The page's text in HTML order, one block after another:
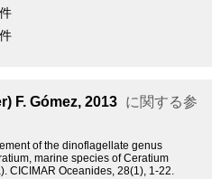
F. Gómez, 2013 に関する参
of the dinoflagellate genus
marine species of Ceratium
CICIMAR Oceanides, 28(1), 1-22.